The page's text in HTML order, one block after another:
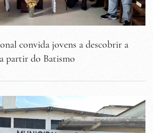
convida jovens a descobrir a
partir do Batismo